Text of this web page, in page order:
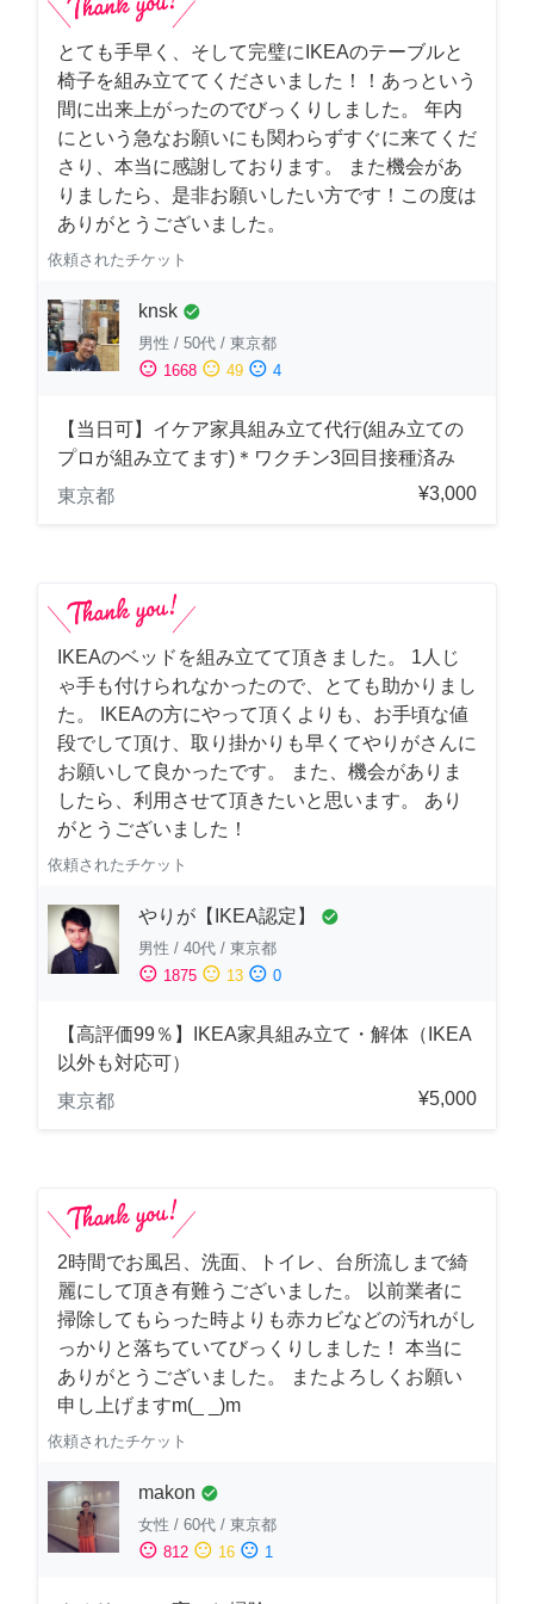
とても手早く、そして完璧にIKEAのテーブルと
椅子を組み立ててくださいました！！あっという
間に出来上がったのでびっくりしました。 年内
にという急なお願いにも関わらずすぐに来てくだ
さり、本当に感謝しております。 また機会があ
りましたら、是非お願いしたい方です！この度は
ありがとうございました。
依頼されたチケット
knsk check_circle
男性 / 50代 / 東京都
sentiment_satisfied 1668 sentiment_neutral 49 sentiment_dissatisfied 4
【当日可】イケア家具組み立て代行(組み立ての
プロが組み立てます)＊ワクチン3回目接種済み
東京都
¥3,000
IKEAのベッドを組み立てて頂きました。 1人じ
ゃ手も付けられなかったので、とても助かりまし
た。 IKEAの方にやって頂くよりも、お手頃な値
段でして頂け、取り掛かりも早くてやりがさんに
お願いして良かったです。 また、機会がありま
したら、利用させて頂きたいと思います。 あり
がとうございました！
依頼されたチケット
やりが【IKEA認定】 check_circle
男性 / 40代 / 東京都
sentiment_satisfied 1875 sentiment_neutral 13 sentiment_dissatisfied 0
【高評価99％】IKEA家具組み立て・解体（IKEA
以外も対応可）
東京都
¥5,000
2時間でお風呂、洗面、トイレ、台所流しまで綺
麗にして頂き有難うございました。 以前業者に
掃除してもらった時よりも赤カビなどの汚れがし
っかりと落ちていてびっくりしました！ 本当に
ありがとうございました。 またよろしくお願い
申し上げますm(_ _)m
依頼されたチケット
makon check_circle
女性 / 60代 / 東京都
sentiment_satisfied 812 sentiment_neutral 16 sentiment_dissatisfied 1